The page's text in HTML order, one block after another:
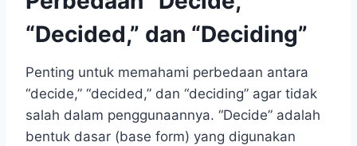
“Decided,” dan “Deciding”
Penting untuk memahami perbedaan antara
“decide,” “decided,” dan “deciding” agar tidak
salah dalam penggunaannya. “Decide” adalah
bentuk dasar (base form) yang digunakan